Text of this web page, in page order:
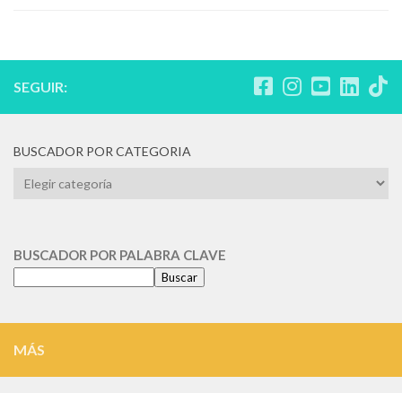
SEGUIR:
BUSCADOR POR CATEGORIA
BUSCADOR
BUSCADOR POR PALABRA CLAVE
Buscar
MÁS